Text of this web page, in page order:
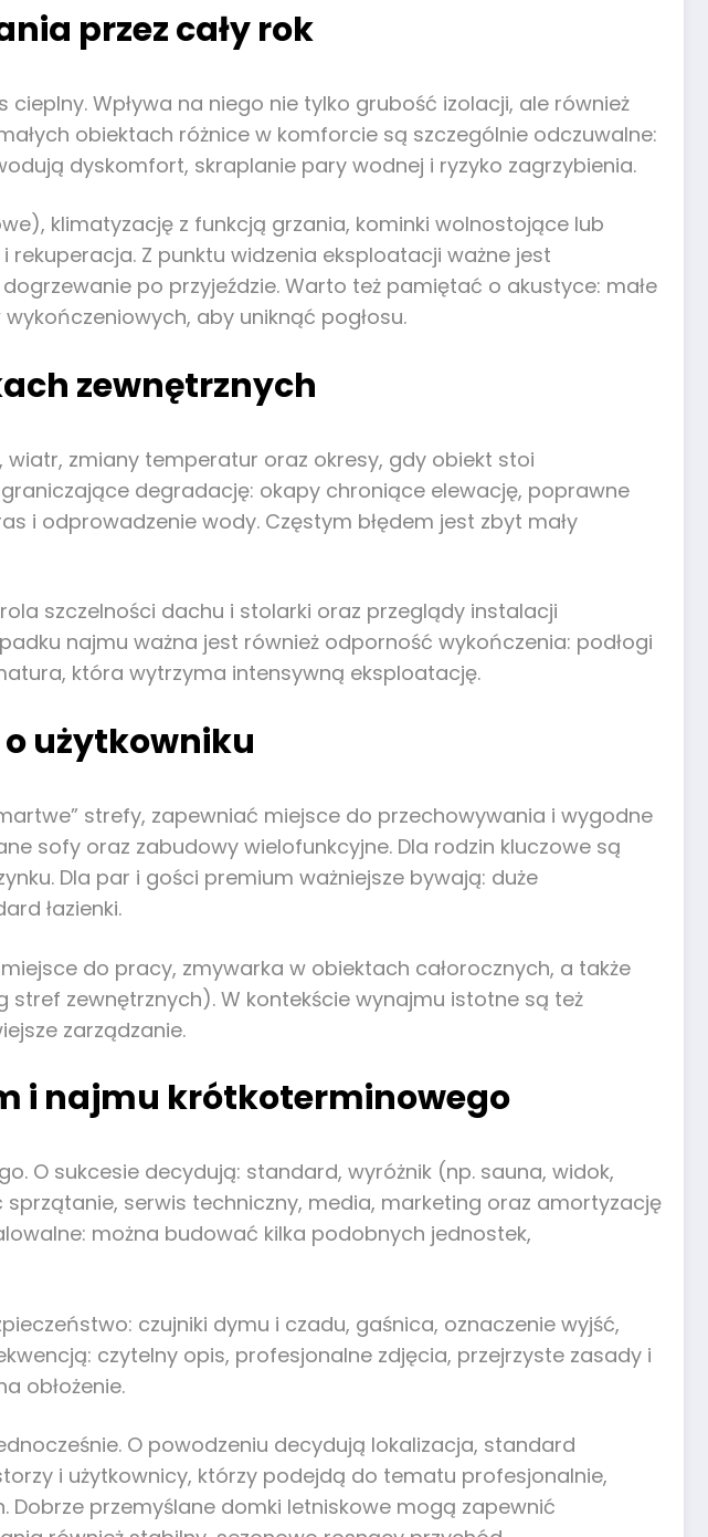
przez cały rok
Wpływa na niego nie tylko grubość izolacji, ale również
obiektach różnice w komforcie są szczególnie odczuwalne:
dyskomfort, skraplanie pary wodnej i ryzyko zagrzybienia.
klimatyzację z funkcją grzania, kominki wolnostojące lub
Z punktu widzenia eksploatacji ważne jest
po przyjeździe. Warto też pamiętać o akustyce: małe
aby uniknąć pogłosu.
zewnętrznych
zmiany temperatur oraz okresy, gdy obiekt stoi
degradację: okapy chroniące elewację, poprawne
i odprowadzenie wody. Częstym błędem jest zbyt mały
szczelności dachu i stolarki oraz przeglądy instalacji
najmu ważna jest również odporność wykończenia: podłogi
która wytrzyma intensywną eksploatację.
użytkowniku
strefy, zapewniać miejsce do przechowywania i wygodne
sofy oraz zabudowy wielofunkcyjne. Dla rodzin kluczowe są
Dla par i gości premium ważniejsze bywają: duże
łazienki.
do pracy, zmywarka w obiektach całorocznych, a także
zewnętrznych). W kontekście wynajmu istotne są też
zarządzanie.
i najmu krótkoterminowego
O sukcesie decydują: standard, wyróżnik (np. sauna, widok,
serwis techniczny, media, marketing oraz amortyzację
można budować kilka podobnych jednostek,
czujniki dymu i czadu, gaśnica, oznaczenie wyjść,
czytelny opis, profesjonalne zdjęcia, przejrzyste zasady i
obłożenie.
O powodzeniu decydują lokalizacja, standard
i użytkownicy, którzy podejdą do tematu profesjonalnie,
przemyślane domki letniskowe mogą zapewnić